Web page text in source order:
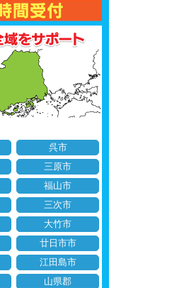
呉市
三原市
福山市
三次市
大竹市
廿日市市
江田島市
山県郡